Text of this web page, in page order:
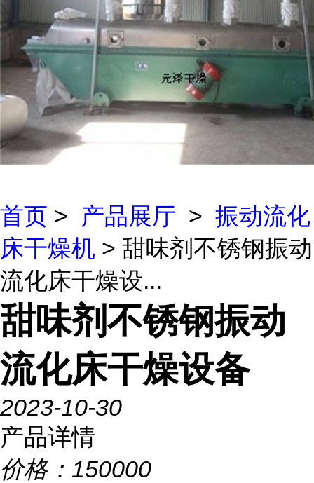
首页 > 产品展厅 > 振动流化
床干燥机 > 甜味剂不锈钢振动
流化床干燥设...
甜味剂不锈钢振动
流化床干燥设备
2023-10-30
产品详情
价格： 150000